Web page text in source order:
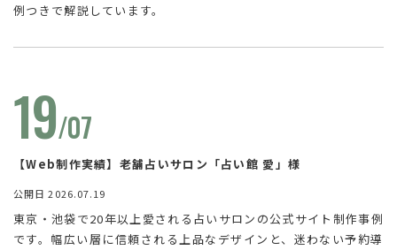
例つきで解説しています。
19/07
【Web制作実績】老舗占いサロン「占い館 愛」様
公開日 2026.07.19
東京・池袋で20年以上愛される占いサロンの公式サイト制作事例
です。幅広い層に信頼される上品なデザインと、迷わない予約導